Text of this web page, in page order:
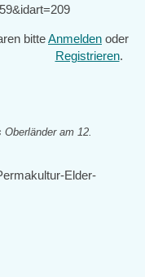
bitteAnmelden oder
Registrieren.
Oberländeram 12.
Elder-